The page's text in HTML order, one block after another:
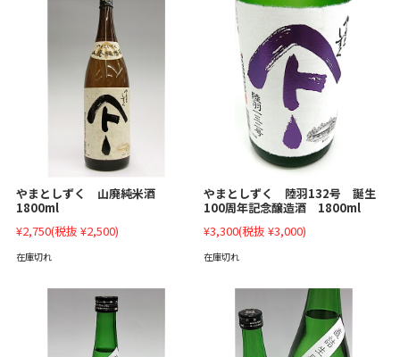
やまとしずく 山廃純米酒
1800ml
¥2,750(税抜 ¥2,500)
在庫切れ
やまとしずく 陸羽132号 誕生
100周年記念醸造酒 1800ml
¥3,300(税抜 ¥3,000)
在庫切れ